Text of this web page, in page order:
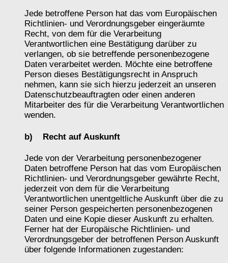
Jede betroffene Person hat das vom Europäischen
Richtlinien- und Verordnungsgeber eingeräumte
Recht, von dem für die Verarbeitung
Verantwortlichen eine Bestätigung darüber zu
verlangen, ob sie betreffende personenbezogene
Daten verarbeitet werden. Möchte eine betroffene
Person dieses Bestätigungsrecht in Anspruch
nehmen, kann sie sich hierzu jederzeit an unseren
Datenschutzbeauftragten oder einen anderen
Mitarbeiter des für die Verarbeitung Verantwortlichen
wenden.
b) Recht auf Auskunft
Jede von der Verarbeitung personenbezogener
Daten betroffene Person hat das vom Europäischen
Richtlinien- und Verordnungsgeber gewährte Recht,
jederzeit von dem für die Verarbeitung
Verantwortlichen unentgeltliche Auskunft über die zu
seiner Person gespeicherten personenbezogenen
Daten und eine Kopie dieser Auskunft zu erhalten.
Ferner hat der Europäische Richtlinien- und
Verordnungsgeber der betroffenen Person Auskunft
über folgende Informationen zugestanden: